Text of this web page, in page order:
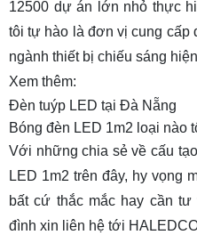
12500 dự án lớn nhỏ thực
tôi tự hào là đơn vị cung cấp
ngành thiết bị chiếu sáng
Xem thêm:
Đèn tuýp LED tại Đà Nẵng
Bóng đèn LED 1m2 loại nào
Với những chia sẻ vềcấu
LED 1m2 trên đây, hy vọng
bất cứ thắc mắc hay cần
đình xin liên hệ tới